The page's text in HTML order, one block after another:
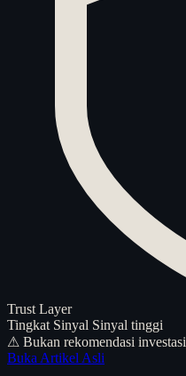
Trust Layer
Tingkat Sinyal Sinyal tinggi
⚠ Bukan rekomendasi investasi
Buka Artikel Asli